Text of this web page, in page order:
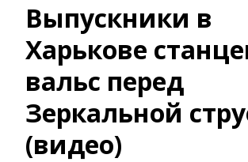
Выпускники в
Харькове
вальс перед
Зеркальной
(видео)